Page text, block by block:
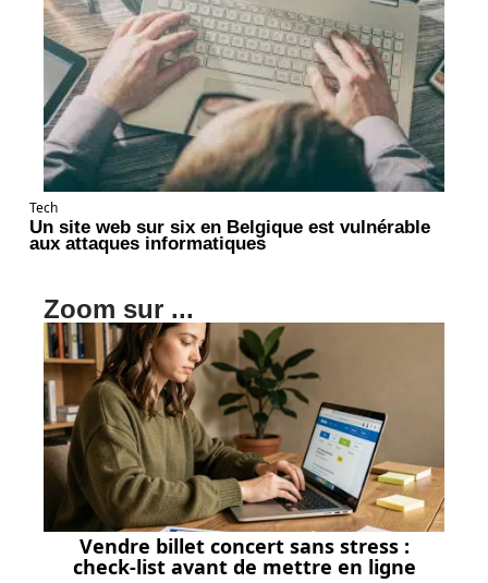
Tech
Un site web sur six en Belgique est vulnérable
aux attaques informatiques
Zoom sur ...
Vendre billet concert sans stress :
check-list avant de mettre en ligne